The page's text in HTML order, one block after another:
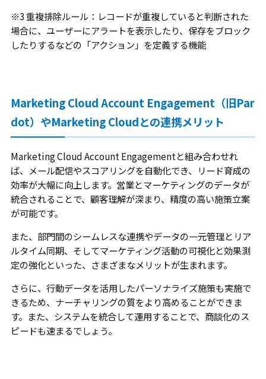
※3 重複排除ルール：レコードが重複していると判断された
場合に、ユーザーにアラートを表示したり、保存をブロック
したりするなどの「アクション」を定義する機能
Marketing Cloud Account Engagement（旧Par
dot）やMarketing Cloudとの連携メリット
Marketing Cloud Account Engagementと組み合わせれ
ば、メール配信やスコアリングを自動化でき、リード育成の
効率が大幅に向上します。営業とマーケティングのデータが
統合されることで、顧客理解が深まり、精度の高い施策立案
が可能です。
また、部門間のシームレスな連携やデータの一元管理とリア
ルタイム同期、そしてマーケティング活動の可視化と効果測
定の強化といった、さまざまなメリットが生まれます。
さらに、行動データを活用したパーソナライズ施策も実施で
きるため、ナーチャリングの質をより高めることができま
す。また、システムを統合して運用することで、商談化のス
ピードも速まるでしょう。